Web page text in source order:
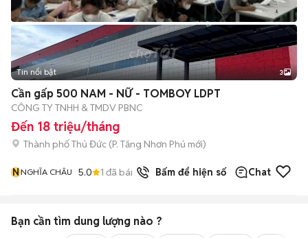
Tin nổi bật 3
Cần gấp 500 NAM - NỮ - TOMBOY LDPT
CÔNG TY TNHH & TMDV PBNC
Đến 18 triệu/tháng
Thành phố Thủ Đức (P. Tăng Nhơn Phú mới)
NNGHĨA CHÂU 5.0 1 đã bán Bấm để hiện số Chat
Bạn cần tìm dung lượng nào ?